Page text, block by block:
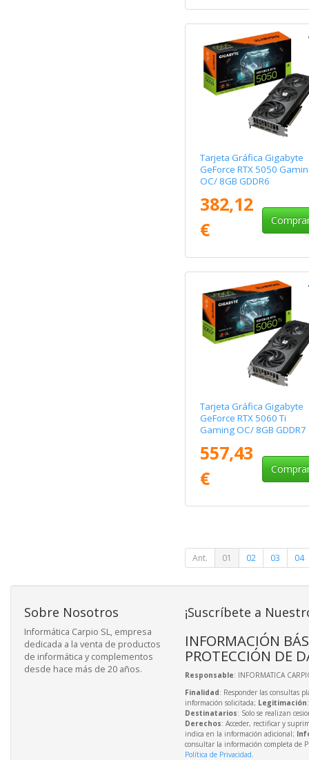
Tarjeta Gráfica Gigabyte
GeForce RTX 5050
OC/ 8GB GDDR6
382,12
€
Tarjeta Gráfica Gigabyte
GeForce RTX 5060 Ti
Gaming OC/ 8GB GDDR7
557,43
€
Ant. 01 02 03 04
Sobre Nosotros
Informática Carpio SL, empresa
dedicada a la venta de productos
de informática y complementos
desde hace más de 20 años.
¡Suscríbete a
INFORMACIÓN
PROTECCIÓN DE
Responsable: INFORMATICA
Finalidad: Responder las consultas
información solicitada; Legitimación
Destinatarios: Solo se realizan
Derechos: Acceder, rectificar y
indica en la información adicional;
consultar la información completa de
Política de Privacidad.